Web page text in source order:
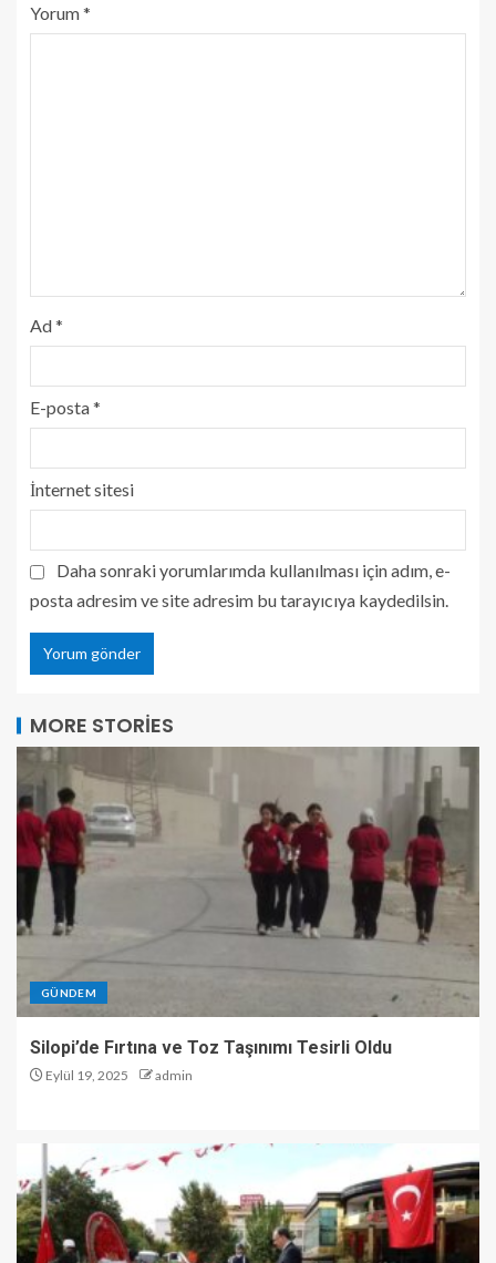
Yorum*
Ad*
E-posta*
İnternet sitesi
Daha sonraki yorumlarımda kullanılması için adım, e-
posta adresim ve site adresim bu tarayıcıya kaydedilsin.
MORE STORIES
GÜNDEM
Silopi’de Fırtına ve Toz Taşınımı Tesirli Oldu
Eylül 19, 2025 admin